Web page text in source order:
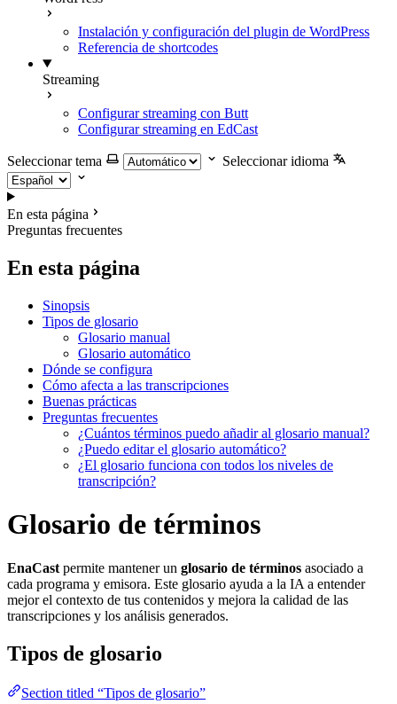
Instalación y configuración del plugin de WordPress
Referencia de shortcodes
Streaming
Configurar streaming con Butt
Configurar streaming en EdCast
Seleccionar tema Seleccionar idioma
En esta página
Preguntas frecuentes
En esta página
Sinopsis
Tipos de glosario
Glosario manual
Glosario automático
Dónde se configura
Cómo afecta a las transcripciones
Buenas prácticas
Preguntas frecuentes
¿Cuántos términos puedo añadir al glosario manual?
¿Puedo editar el glosario automático?
¿El glosario funciona con todos los niveles de
transcripción?
Glosario de términos
EnaCast permite mantener un glosario de términos asociado a
cada programa y emisora. Este glosario ayuda a la IA a entender
mejor el contexto de tus contenidos y mejora la calidad de las
transcripciones y los análisis generados.
Tipos de glosario
Section titled “Tipos de glosario”